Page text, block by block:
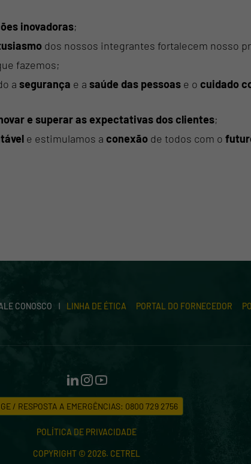
inovadoras;
dos nossos integrantes fortalecem nosso
fazemos;
a segurança e a saúde das pessoase o cuidado
e superar as expectativas dos clientes;
e estimulamos a conexãode todos com o
CONOSCO LINHA DE ÉTICA PORTAL DO FORNECEDOR
/ RESPOSTA A EMERGÊNCIAS: 0800 729 2756
POLÍTICA DE PRIVACIDADE
COPYRIGHT © 2026. CETREL